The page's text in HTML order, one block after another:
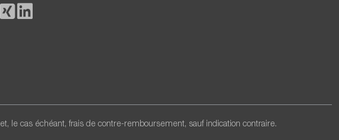
et, le cas échéant, frais de contre-remboursement, sauf indication contraire.